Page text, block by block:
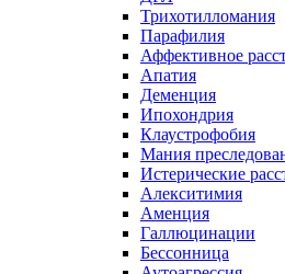
Трихотилломания
Парафилия
Аффективное
Апатия
Деменция
Ипохондрия
Клаустрофобия
Мания
Истерические
Алекситимия
Аменция
Галлюцинации
Бессонница